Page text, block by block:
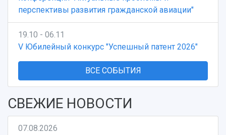
перспективы развития гражданской авиации"
19.10 - 06.11
V Юбилейный конкурс "Успешный патент 2026"
ВСЕ СОБЫТИЯ
СВЕЖИЕ НОВОСТИ
07.08.2026